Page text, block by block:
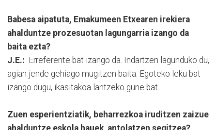
Babesa aipatuta, Emakumeen Etxearen irekiera
ahalduntze prozesuotan lagungarria izango da
baita ezta?
J.E.: Erreferente bat izango da. Indartzen lagunduko du,
agian jende gehiago mugitzen baita. Egoteko leku bat
izango dugu, ikasitakoa lantzeko gune bat.
Zuen esperientziatik, beharrezkoa iruditzen zaizue
ahalduntze eskola hauek antolatzen segitzea?